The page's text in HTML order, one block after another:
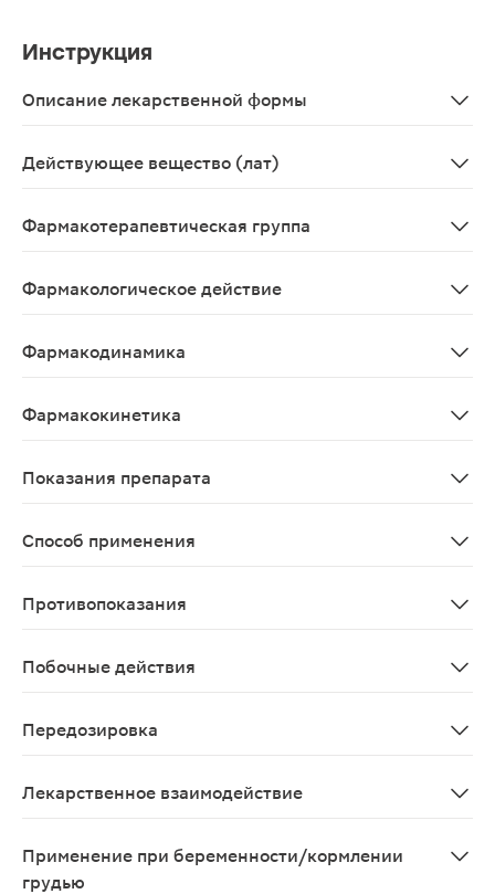
Инструкция
Описание лекарственной формы
Действующее вещество (лат)
Фармакотерапевтическая группа
Фармакологическое действие
Фармакодинамика
Фармакокинетика
Показания препарата
Способ применения
Противопоказания
Побочные действия
Передозировка
Лекарственное взаимодействие
Применение при беременности/кормлении
грудью